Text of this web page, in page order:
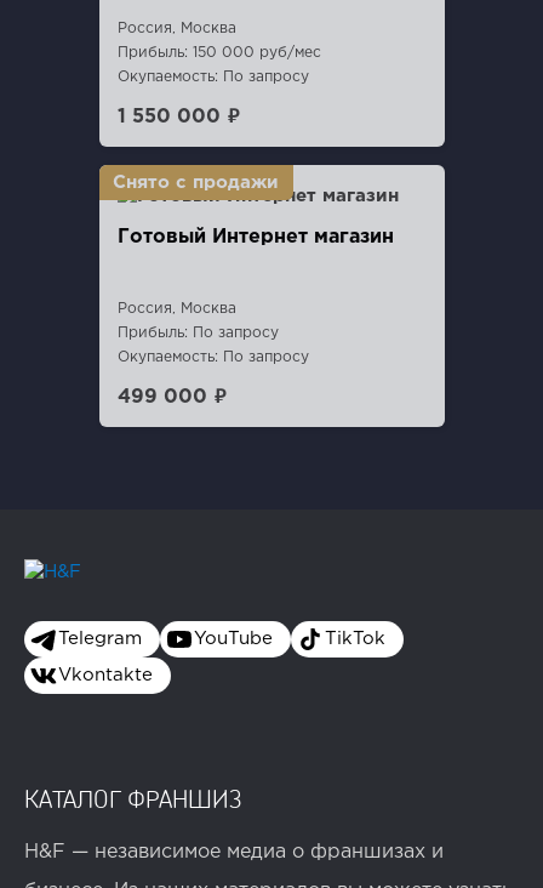
Россия, Москва
Прибыль: 150 000 руб/мес
Окупаемость: По запросу
1 550 000 ₽
Готовый Интернет магазин
Россия, Москва
Прибыль: По запросу
Окупаемость: По запросу
499 000 ₽
Telegram YouTube TikTok
Vkontakte
КАТАЛОГ ФРАНШИЗ
H&F — независимое медиа о франшизах и